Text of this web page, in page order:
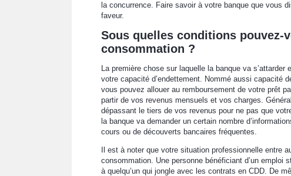
la concurrence. Faire savoir à votre banque que vous
faveur.
Sous quelles conditions pouvez-
consommation ?
La première chose sur laquelle la banque va
votre capacité d’endettement. Nommé aussi capacité
vous pouvez allouer au remboursement de votre prêt
partir de vos revenus mensuels et vos charges.
dépassant le tiers de vos revenus pour ne pas que
la banque va demander un certain nombre
cours ou de découverts bancaires fréquentes.
Il est à noter que votre situation professionnelle entre
consommation. Une personne bénéficiant d’un emploi
à quelqu’un qui jongle avec les contrats en CDD. De